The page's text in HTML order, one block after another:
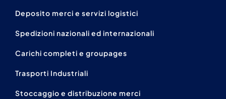
Deposito merci e servizi logistici
Spedizioni nazionali ed internazionali
Carichi completi e groupages
Trasporti Industriali
Stoccaggio e distribuzione merci